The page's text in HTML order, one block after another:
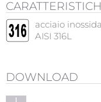
acciaio
AISI 316L
DOWNLOAD